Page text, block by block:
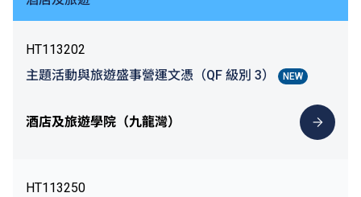
HT113202
主題活動與旅遊盛事營運文憑（QF 級別 3）
NEW
酒店及旅遊學院（九龍灣）
HT113250